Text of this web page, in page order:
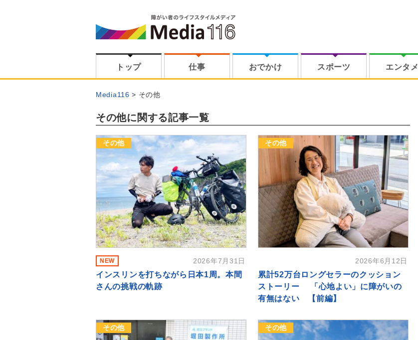
トップ 仕事 おでかけ スポーツ エンタメ
Media116 その他
その他に関する記事一覧
その他
NEW 2026年7月31日
インスリンを打ちながら日本1周。本間
さんの挑戦の軌跡
その他
2026年6月12日
累計52万台ロングセラーのクッション
ストーリー 「心地よい」に障がいの
有無はない 【前編】
その他 その他